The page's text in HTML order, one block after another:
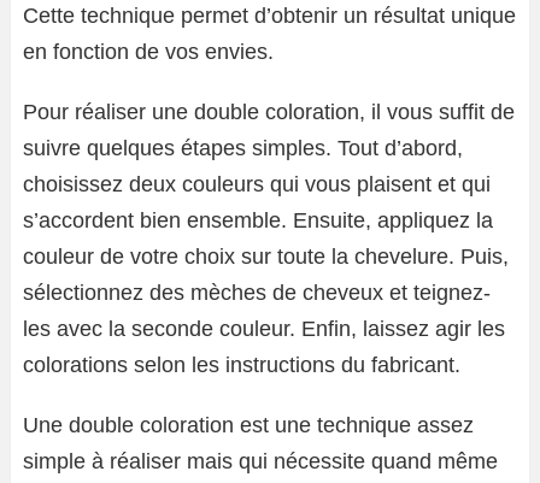
Cette technique permet d’obtenir un résultat unique
en fonction de vos envies.
Pour réaliser une double coloration, il vous suffit de
suivre quelques étapes simples. Tout d’abord,
choisissez deux couleurs qui vous plaisent et qui
s’accordent bien ensemble. Ensuite, appliquez la
couleur de votre choix sur toute la chevelure. Puis,
sélectionnez des mèches de cheveux et teignez-
les avec la seconde couleur. Enfin, laissez agir les
colorations selon les instructions du fabricant.
Une double coloration est une technique assez
simple à réaliser mais qui nécessite quand même